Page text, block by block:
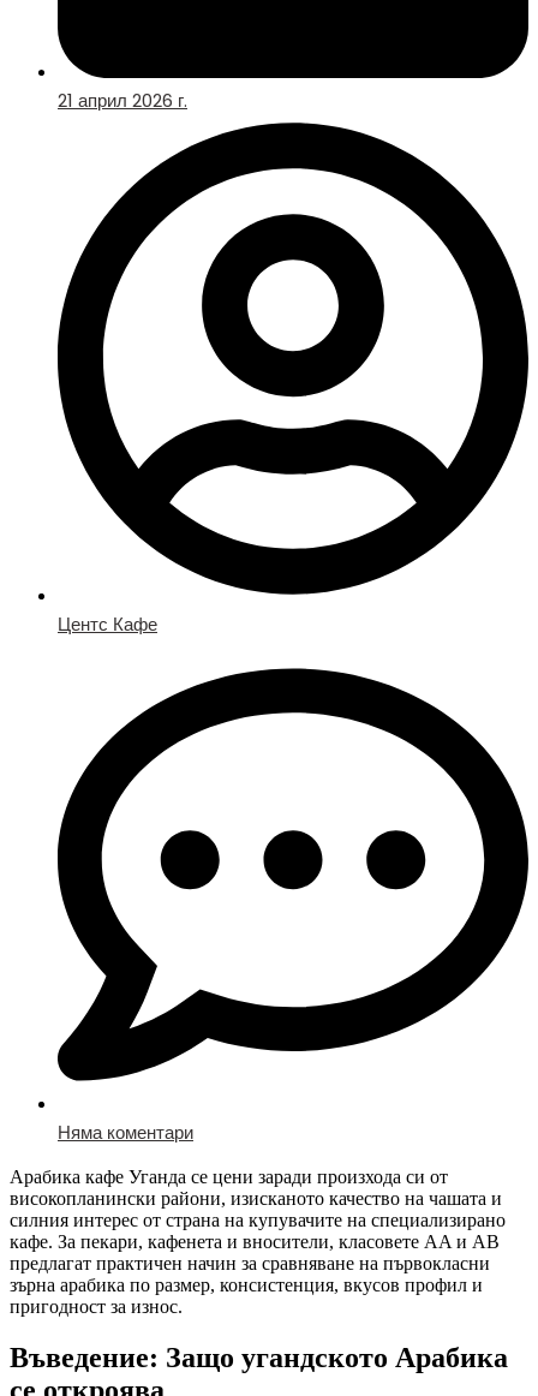
21 април 2026 г.
Центс Кафе
Няма коментари
Арабика кафе Уганда се цени заради произхода си от
високопланински райони, изисканото качество на чашата и
силния интерес от страна на купувачите на специализирано
кафе. За пекари, кафенета и вносители, класовете AA и AB
предлагат практичен начин за сравняване на първокласни
зърна арабика по размер, консистенция, вкусов профил и
пригодност за износ.
Въведение: Защо угандското Арабика